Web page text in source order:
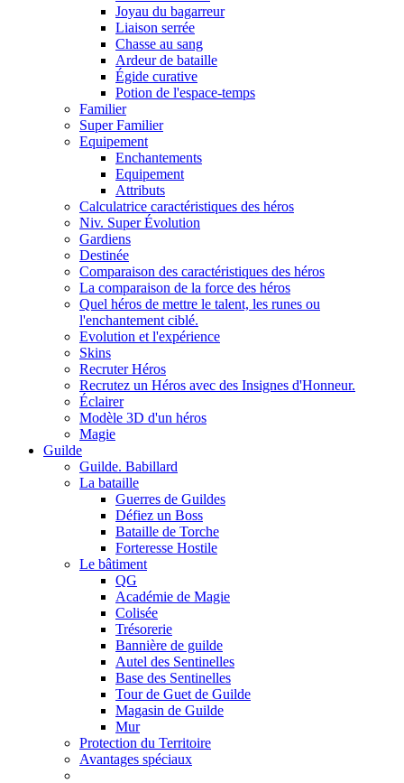
Joyau du bagarreur
Liaison serrée
Chasse au sang
Ardeur de bataille
Égide curative
Potion de l'espace-temps
Familier
Super Familier
Equipement
Enchantements
Equipement
Attributs
Calculatrice caractéristiques des héros
Niv. Super Évolution
Gardiens
Destinée
Comparaison des caractéristiques des héros
La comparaison de la force des héros
Quel héros de mettre le talent, les runes ou
l'enchantement ciblé.
Evolution et l'expérience
Skins
Recruter Héros
Recrutez un Héros avec des Insignes d'Honneur.
Éclairer
Modèle 3D d'un héros
Magie
Guilde
Guilde. Babillard
La bataille
Guerres de Guildes
Défiez un Boss
Bataille de Torche
Forteresse Hostile
Le bâtiment
QG
Académie de Magie
Colisée
Trésorerie
Bannière de guilde
Autel des Sentinelles
Base des Sentinelles
Tour de Guet de Guilde
Magasin de Guilde
Mur
Protection du Territoire
Avantages spéciaux